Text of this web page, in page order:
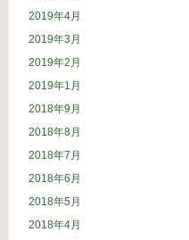
2019年4月
2019年3月
2019年2月
2019年1月
2018年9月
2018年8月
2018年7月
2018年6月
2018年5月
2018年4月